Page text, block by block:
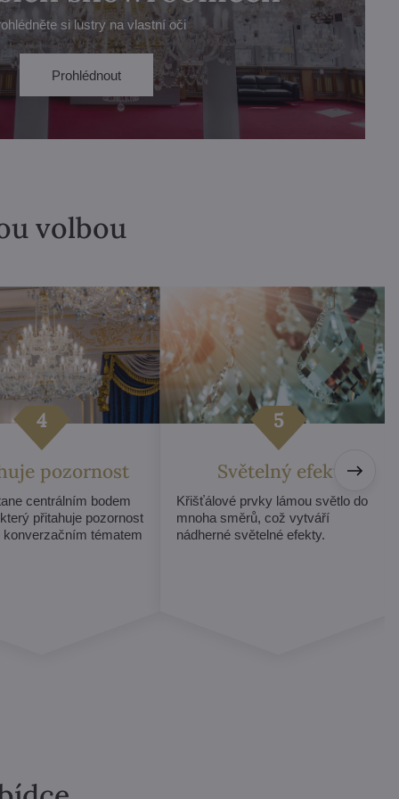
si lustry na vlastní oči
Prohlédnout
volbou
pozornost
centrálním bodem
přitahuje pozornost
konverzačním tématem
Světelný efekt
Křišťálové prvky lámou světlo do
mnoha směrů, což vytváří
nádherné světelné efekty.